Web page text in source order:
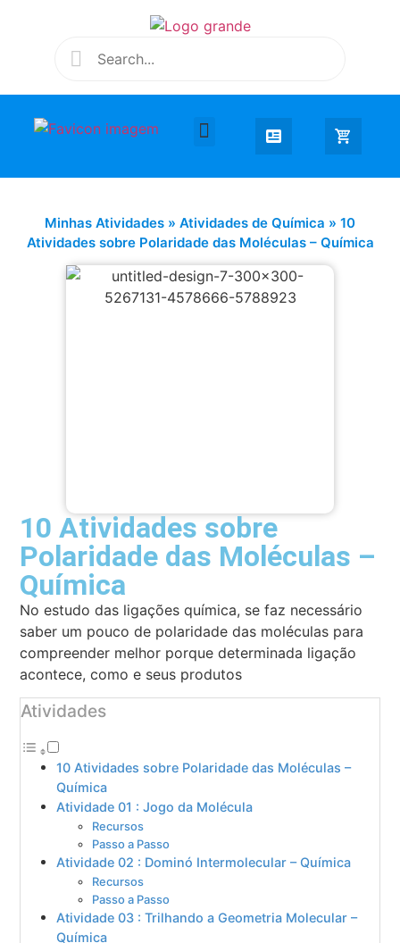
Minhas Atividades » Atividades de Química » 10
Atividades sobre Polaridade das Moléculas – Química
10 Atividades sobre
Polaridade das Moléculas –
Química
No estudo das ligações química, se faz necessário
saber um pouco de polaridade das moléculas para
compreender melhor porque determinada ligação
acontece, como e seus produtos
Atividades
10 Atividades sobre Polaridade das Moléculas –
Química
Atividade 01 : Jogo da Molécula
Recursos
Passo a Passo
Atividade 02 : Dominó Intermolecular – Química
Recursos
Passo a Passo
Atividade 03 : Trilhando a Geometria Molecular –
Química